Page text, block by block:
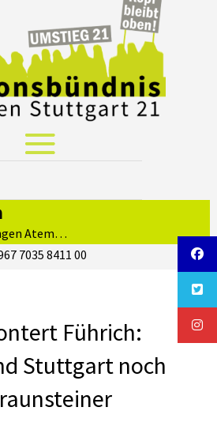
Atem…
7035 8411 00
Führich:
Stuttgart noch